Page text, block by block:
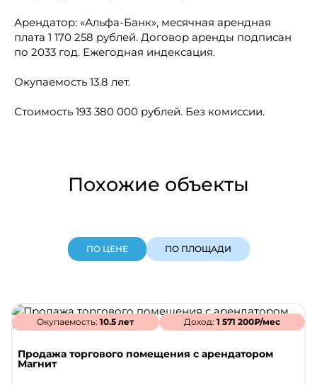
Арендатор: «Альфа-Банк», месячная арендная
плата 1 170 258 рублей. Договор аренды подписан
по 2033 год. Ежегодная индексация.
Окупаемость 13.8 лет.
Стоимость 193 380 000 рублей. Без комиссии.
Похожие объекты
ПО ЦЕНЕ ПО ПЛОЩАДИ
Окупаемость:10.5 лет Доход: 1 571 200₽/мес
Продажа торгового помещения с арендатором
Магнит